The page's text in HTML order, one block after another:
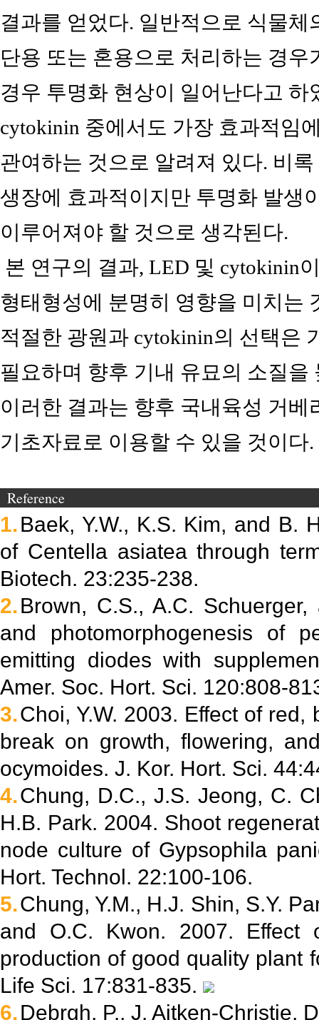
결과를 얻었다. 일반적으로 식물
단용 또는 혼용으로 처리하는 경
경우 투명화 현상이 일어난다고 하
cytokinin 중에서도 가장 효과적임
관여하는 것으로 알려져 있다. 비
생장에 효과적이지만 투명화 발생
이루어져야 할 것으로 생각된다.
본 연구의 결과, LED 및 cytokinin
형태형성에 분명히 영향을 미치는
적절한 광원과 cytokinin의 선택은
필요하며 향후 기내 유묘의 소질
이러한 결과는 향후 국내육성 거베
기초자료로 이용할 수 있을 것이다.
Reference
1.Baek, Y.W., K.S. Kim, and B.
of Centella asiatea through
Biotech. 23:235-238.
2.Brown, C.S., A.C.
and photomorphogenesis of
emitting diodes with
Amer. Soc. Hort. Sci. 120:808-
3.Choi, Y.W. 2003. Effect of
break on growth, flowering,
ocymoides. J. Kor. Hort. Sci.
4.Chung, D.C., J.S. Jeong, C.
H.B. Park. 2004. Shoot
node culture of Gypsophila
Hort. Technol. 22:100-106.
5.Chung, Y.M., H.J. Shin, S.Y.
and O.C. Kwon. 2007. Effect
production of good quality plant
Life Sci. 17:831-835.
6.Debrgh, P., J. Aitken-Christie,